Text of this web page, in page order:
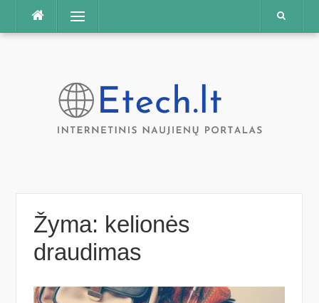
Praleisti
Meniu
Žyma: kelionės
draudimas